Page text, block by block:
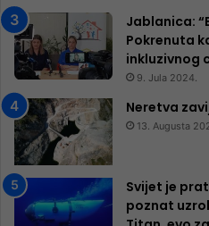
Jablanica:
Pokrenuta
inkluzivnog
9. Jula 2024.
Neretva
13. Augusta
Svijet je
poznat